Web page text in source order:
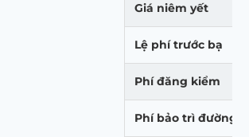
Giá niêm yết
Lệ phí trước bạ
Phí đăng kiểm
Phí bảo trì đường bộ